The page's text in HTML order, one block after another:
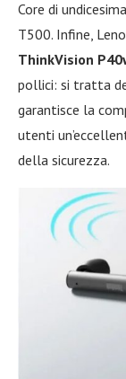
Core di
T500. Infine,
ThinkVision
pollici: si tratta
garantisce la
utenti
della sicurezza.